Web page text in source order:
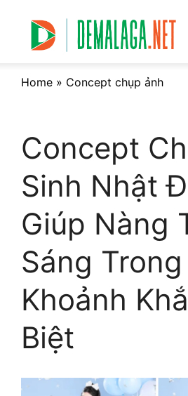
content
Home » Concept chụp ảnh
Concept
Sinh Nhật
Giúp Nàng
Sáng Trong
Khoảnh
Biệt